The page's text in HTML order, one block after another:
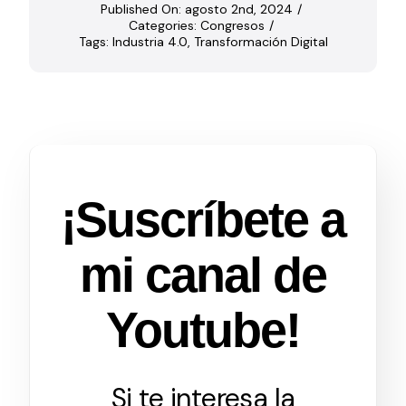
Published On: agosto 2nd, 2024 /
Categories: Congresos /
Tags: Industria 4.0, Transformación Digital
¡Suscríbete a
mi canal de
Youtube!
Si te interesa la